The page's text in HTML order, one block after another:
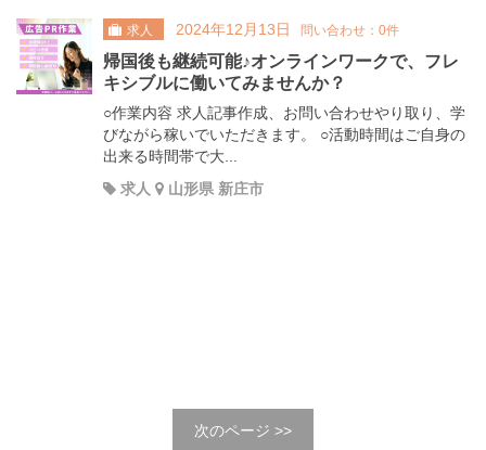
求人 2024年12月13日 問い合わせ：0件
帰国後も継続可能♪オンラインワークで、フレ
キシブルに働いてみませんか？
○作業内容 求人記事作成、お問い合わせやり取り、学
びながら稼いでいただきます。 ○活動時間はご自身の
出来る時間帯で大...
求人
山形県 新庄市
次のページ >>